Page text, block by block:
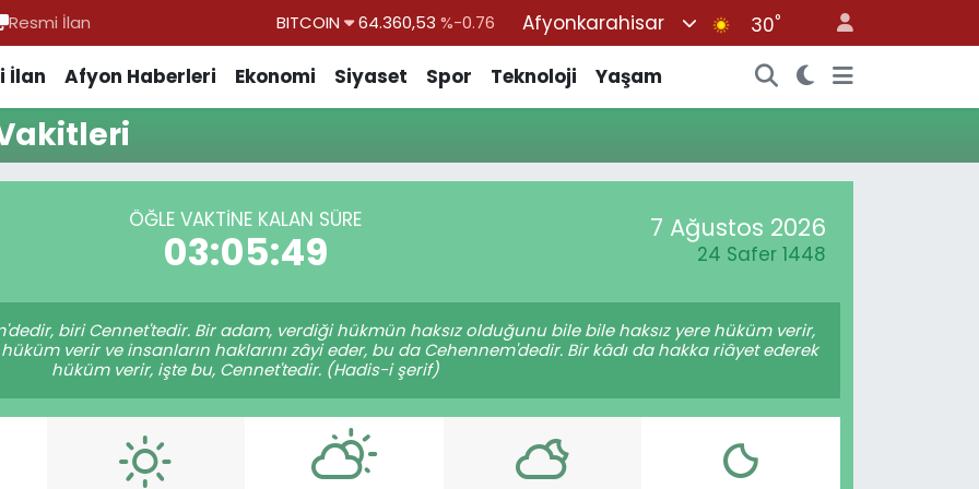
Resmi İlan BITCOIN 64.360,53 %-0.76
GRAM ALTIN
6574.81%1.44
BİST100
Afyonkarahisar 30°
İlan Afyon Haberleri Ekonomi Siyaset Spor Teknoloji Yaşam
ÖĞLE VAKTINE KALAN SÜRE
03:05:49 7 Ağustos 2026
24 Safer 1448
biri Cennet'tedir. Bir adam, verdiği hükmün haksız olduğunu bile bile haksız yere hüküm verir,
verir ve insanların haklarını zâyi eder, bu da Cehennem'dedir. Bir kâdı da hakka riâyet ederek
hüküm verir, işte bu, Cennet'tedir. (Hadis-i şerif)